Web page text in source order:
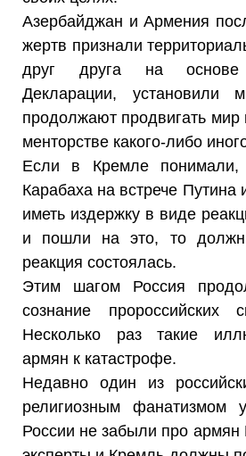
Азербайджан и Армения
жертв признали
друг друга на основе
Декларации, установили
продолжают продвигать
менторстве какого-либо
Если в Кремле понимали,
Карабаха на встрече
иметь издержку в виде
и пошли на это, то
реакция состоялась.
Этим шагом Россия
сознание
Несколько раз такие
армян к катастрофе.
Недавно один из
религиозным фанатизмом
России не забыли про армян